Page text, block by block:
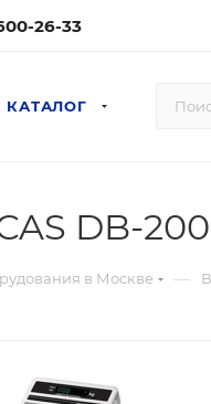
26-33
КАТАЛОГ
DB-
в Москве —